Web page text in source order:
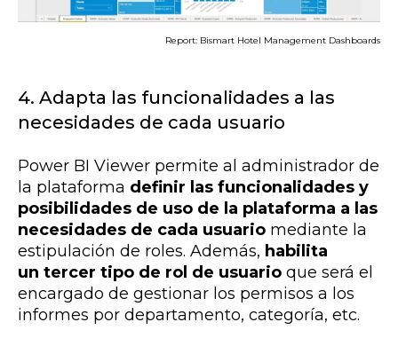
Report: Bismart Hotel Management Dashboards
4. Adapta las funcionalidades a las
necesidades de cada usuario
Power BI Viewer permite al administrador de
la plataforma definir las funcionalidades y
posibilidades de uso de la plataforma a las
necesidades de cada usuario mediante la
estipulación de roles. Además, habilita
un tercer tipo de rol de usuario que será el
encargado de gestionar los permisos a los
informes por departamento, categoría, etc.